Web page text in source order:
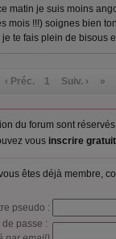
matin je suis moins
mois !!!) soignes bien
te fais plein de bisous
‹ Préc. 1 Suiv. › »
du forum sont
vous inscrire
êtes déjà membre,
pseudo :
passe :